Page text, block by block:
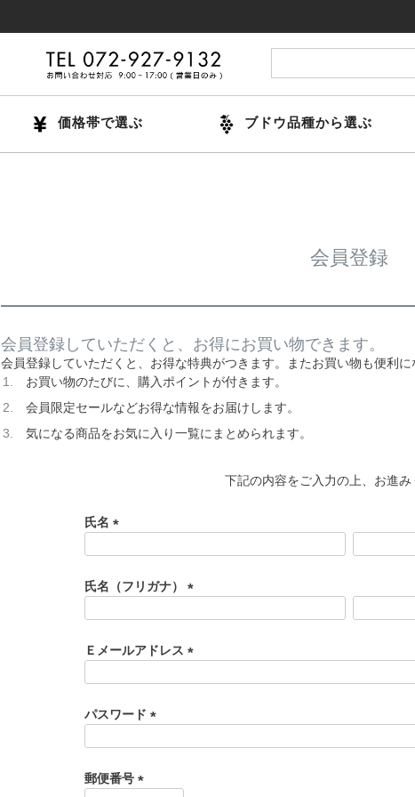
価格帯で選ぶ ブドウ品種から選ぶ
会員登録
会員登録していただくと、お得にお買い物できます。
会員登録していただくと、お得な特典がつきます。またお買い物も便利に
お買い物のたびに、購入ポイントが付きます。
会員限定セールなどお得な情報をお届けします。
気になる商品をお気に入り一覧にまとめられます。
下記の内容をご入力の上、お進み
氏名
須
)
氏名（フリガナ）
須
)
Ｅメールアドレス
)
パスワード
)
郵便番号